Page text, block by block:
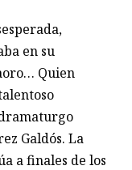
en su
Quien
Galdós. La
a finales de los